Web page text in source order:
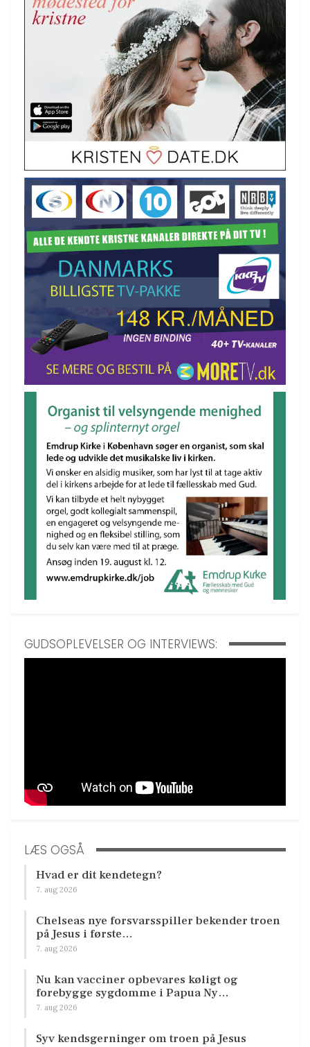
GUDSOPLEVELSER OG INTERVIEWS:
LÆS OGSÅ
Hvad er dit kendetegn?
7. aug 2026
Chelseas nye forsvarsspiller bekender troen
på Jesus i første…
7. aug 2026
Nu kan vacciner opbevares køligt og
forebygge sygdomme i Papua Ny…
7. aug 2026
Syv kendsgerninger om troen på Jesus